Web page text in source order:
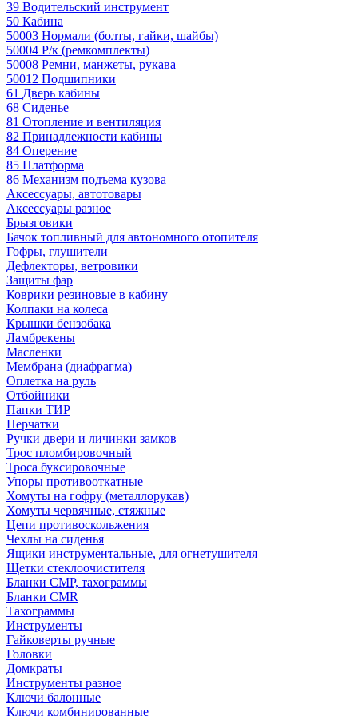
39 Водительский инструмент
50 Кабина
50003 Нормали (болты, гайки, шайбы)
50004 Р/к (ремкомплекты)
50008 Ремни, манжеты, рукава
50012 Подшипники
61 Дверь кабины
68 Сиденье
81 Отопление и вентиляция
82 Принадлежности кабины
84 Оперение
85 Платформа
86 Механизм подъема кузова
Аксессуары, автотовары
Аксессуары разное
Брызговики
Бачок топливный для автономного отопителя
Гофры, глушители
Дефлекторы, ветровики
Защиты фар
Коврики резиновые в кабину
Колпаки на колеса
Крышки бензобака
Ламбрекены
Масленки
Мембрана (диафрагма)
Оплетка на руль
Отбойники
Папки ТИР
Перчатки
Ручки двери и личинки замков
Трос пломбировочный
Троса буксировочные
Упоры противооткатные
Хомуты на гофру (металлорукав)
Хомуты червячные, стяжные
Цепи противоскольжения
Чехлы на сиденья
Ящики инструментальные, для огнетушителя
Щетки стеклоочистителя
Бланки СМР, тахограммы
Бланки CMR
Тахограммы
Инструменты
Гайковерты ручные
Головки
Домкраты
Инструменты разное
Ключи балонные
Ключи комбинированные